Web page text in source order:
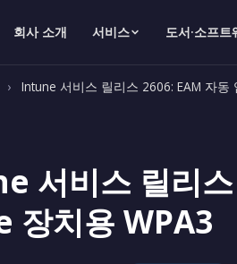
회사 소개 서비스 도서·소프트
› Intune 서비스 릴리스 2606: EAM 자
서비스 릴리스
장치용 WPA3